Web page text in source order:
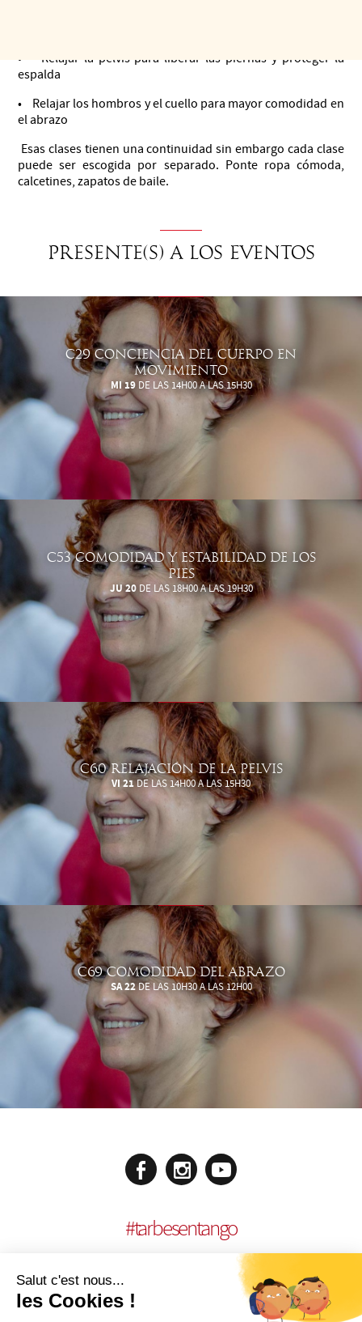
• Relajar la pelvis para liberar las piernas y proteger la
espalda
• Relajar los hombros y el cuello para mayor comodidad en
el abrazo
Esas clases tienen una continuidad sin embargo cada clase
puede ser escogida por separado. Ponte ropa cómoda,
calcetines, zapatos de baile.
Presente(s) a los eventos
C29 CONCIENCIA DEL CUERPO EN
MOVIMIENTO
MI 19 DE LAS 14H00 A LAS 15H30
C53 COMODIDAD Y ESTABILIDAD DE LOS
PIES
JU 20 DE LAS 18H00 A LAS 19H30
C60 RELAJACIÓN DE LA PELVIS
VI 21DE LAS 14H00 A LAS 15H30
C69 COMODIDAD DEL ABRAZO
SA 22DE LAS 10H30 A LAS 12H00
#tarbesentango